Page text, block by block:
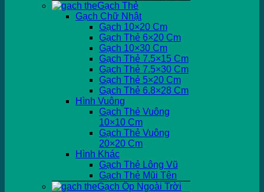
Gạch Thẻ
Gạch Chữ Nhật
Gạch 10×20 Cm
Gạch Thẻ 6×20 Cm
Gạch 10×30 Cm
Gạch Thẻ 7.5×15 Cm
Gạch Thẻ 7.5×30 Cm
Gạch Thẻ 5×20 Cm
Gạch Thẻ 6.8×28 Cm
Hình Vuông
Gạch Thẻ Vuông
10×10 Cm
Gạch Thẻ Vuông
20×20 Cm
Hình Khác
Gạch Thẻ Lông Vũ
Gạch Thẻ Mũi Tên
Gạch Ốp Ngoài Trời